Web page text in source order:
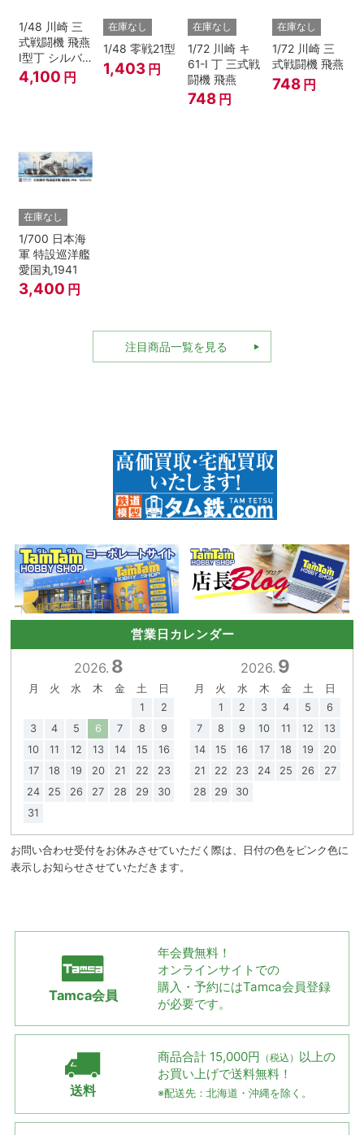
1/48 川崎 三
式戦闘機 飛燕
I型丁 シルバ
ーメッキ仕様
(迷彩デカール
4,100 円
在庫なし
1/48 零戦21型
1,403 円
在庫なし
1/72 川崎 キ
61-I 丁 三式戦
闘機 飛燕
748 円
在庫なし
1/72 川崎 三
式戦闘機 飛燕
748 円
在庫なし
1/700 日本海
軍 特設巡洋艦
愛国丸1941
3,400 円
注目商品一覧を見る
営業日カレンダー
2026. 8
月 火 水 木 金 土
日
1
2
3
4 5 6 7 8
9
10
11 12 13 14 15
16
17
18 19 20 21 22
23
24
25 26 27 28 29
30
31
2026. 9
月 火 水 木 金 土
日
1
2 3 4 5
6
7
8 9 10 11 12
13
14
15 16 17 18 19
20
21
22 23 24 25 26
27
28
29 30
お問い合わせ受付をお休みさせていただく際は、日付の色をピンク色に
表示しお知らせさせていただきます。
Tamca会員
年会費無料！
オンラインサイトでの
購入・予約にはTamca会員登録
が必要です。
送料
商品合計 15,000円 （税込） 以上の
お買い上げで送料無料！
※配送先：北海道・沖縄を除く。